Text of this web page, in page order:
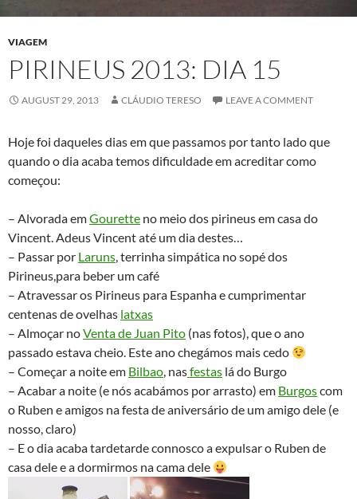
VIAGEM
PIRINEUS 2013: DIA 15
AUGUST 29, 2013 CLÁUDIO TERESO LEAVE A COMMENT
Hoje foi daqueles dias em que passamos por tanto lado que
quando o dia acaba temos dificuldade em acreditar como
começou:
– Alvorada emGourette no meio dos pirineus em casa do
Vincent. Adeus Vincent até um dia destes…
– Passar por Laruns, terrinha simpática no sopé dos
Pirineus,para beber um café
– Atravessar os Pirineus para Espanha e cumprimentar
centenas de ovelhas latxas
– Almoçar noVenta de Juan Pito (nas fotos), que o ano
passado estava cheio. Este ano chegámos mais cedo
– Começar a noite em Bilbao, nasfestas lá do Burgo
– Acabar a noite (e nós acabámos por arrasto) em Burgoscom
o Ruben e amigos na festa de aniversário de um amigo dele (e
nosso, claro)
– E o dia acaba tardetarde connosco a expulsar o Ruben de
casa dele e a dormirmos na cama dele